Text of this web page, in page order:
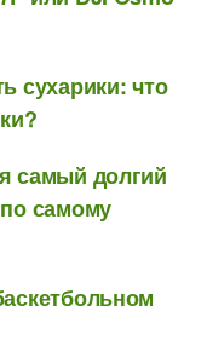
сухарики: что
самый долгий
самому